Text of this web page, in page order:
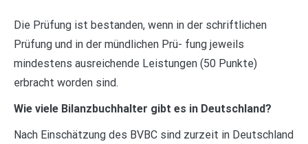
Die Prüfung ist bestanden, wenn in der schriftlichen
Prüfung und in der mündlichen Prü- fung jeweils
mindestens ausreichende Leistungen (50 Punkte)
erbracht worden sind.
Wie viele Bilanzbuchhalter gibt es in Deutschland?
Nach Einschätzung des BVBC sind zurzeit in Deutschland